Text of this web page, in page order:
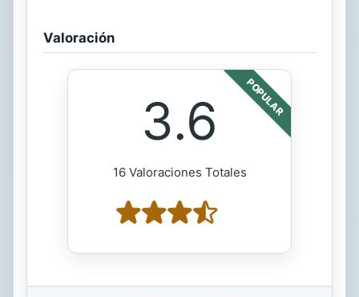
Valoración
POPULAR
3.6
16 Valoraciones Totales